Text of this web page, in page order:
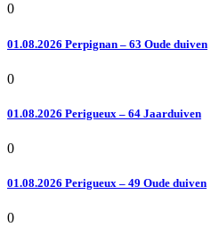
0
01.08.2026 Perpignan – 63 Oude duiven
0
01.08.2026 Perigueux – 64 Jaarduiven
0
01.08.2026 Perigueux – 49 Oude duiven
0